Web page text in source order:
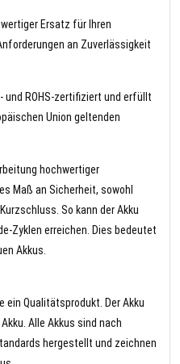
Ersatz für Ihren
an Zuverlässigkeit
und ROHS-zertifiziert und erfüllt
Union geltenden
hochwertiger
Maß an Sicherheit, sowohl
So kann der Akku
Zyklen erreichen. Dies bedeutet
Akkus.
ein Qualitätsprodukt. Der Akku
Alle Akkus sind nach
hergestellt und zeichnen